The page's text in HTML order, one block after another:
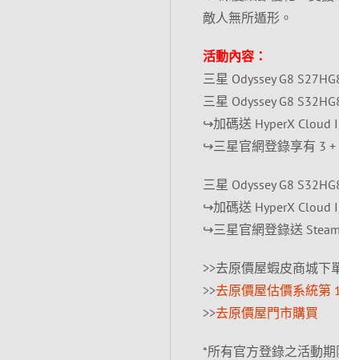
敵人無所遁形。
活動內容：
三星 Odyssey G8
三星 Odyssey G8
↪加碼送 HyperX Cloud
↪三星官網登錄享有 3 +
三星 Odyssey G8
↪加碼送 HyperX Cloud
↪三星官網登錄送
>>去原價屋蝦皮商城下
>>去原價屋估價系統第
>>去原價屋門市購買
*所有官方登錄之活動